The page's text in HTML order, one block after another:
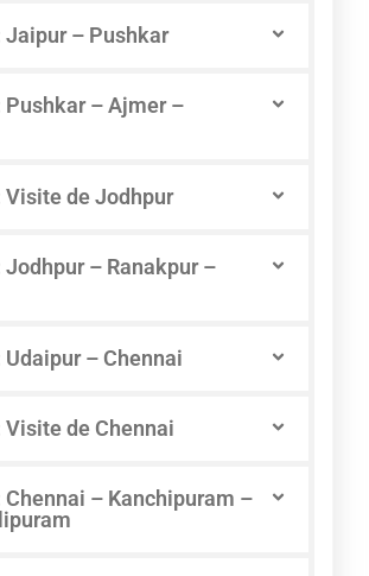
Jaipur – Pushkar
Pushkar – Ajmer –
Visite de Jodhpur
Jodhpur – Ranakpur –
Udaipur – Chennai
Visite de Chennai
Chennai – Kanchipuram –